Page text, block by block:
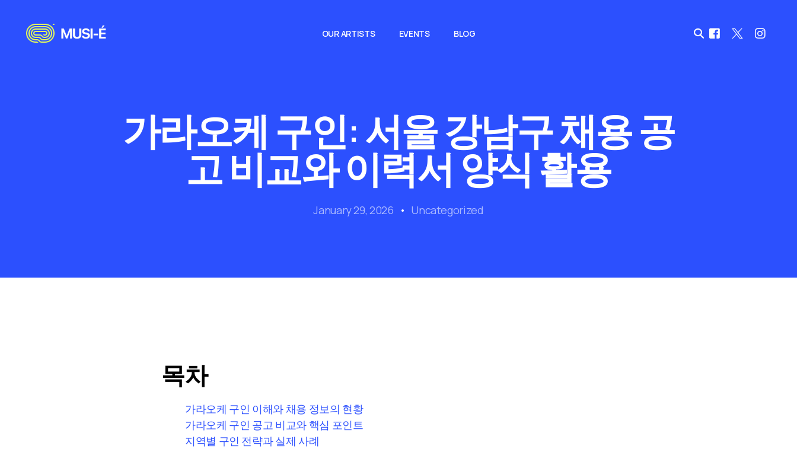
OUR ARTISTS EVENTS BLOG
가라오케 구인: 서울 강남구 채용 공
고 비교와 이력서 양식 활용
January 29, 2026 Uncategorized
목차
가라오케 구인 이해와 채용 정보의 현황
가라오케 구인 공고 비교와 핵심 포인트
지역별 구인 전략과 실제 사례